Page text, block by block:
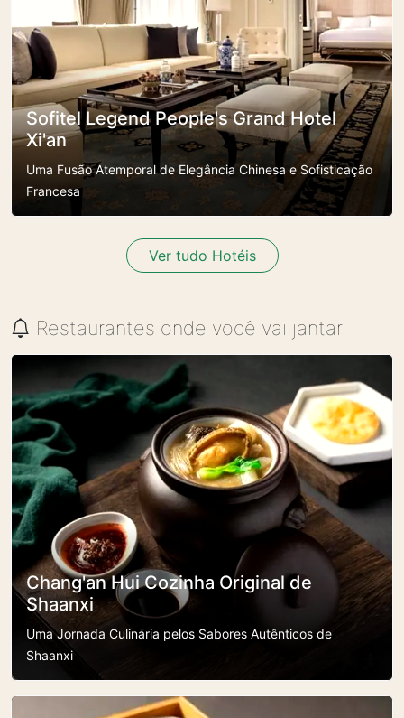
Sofitel Legend People's Grand Hotel
Xi'an
Uma Fusão Atemporal de Elegância Chinesa e Sofisticação
Francesa
Ver tudo Hotéis
Restaurantes onde você vai jantar
Chang'an Hui Cozinha Original de
Shaanxi
Uma Jornada Culinária pelos Sabores Autênticos de
Shaanxi